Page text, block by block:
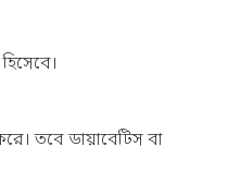
তবে ডায়াবেটিস বা